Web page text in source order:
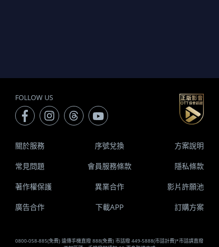
FOLLOW US
0800-058-885(免費) 遠傳手機直撥 888(免費) 市話撥 449-5888(市話計費)*市話請直撥
關於服務 序號兌換 方案說明
常見問題 會員服務條款 隱私條款
著作權保護 異業合作 影片許願池
廣告合作 下載APP 訂購方案